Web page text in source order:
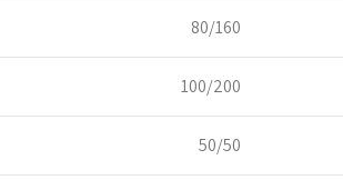
80/160
100/200
50/50